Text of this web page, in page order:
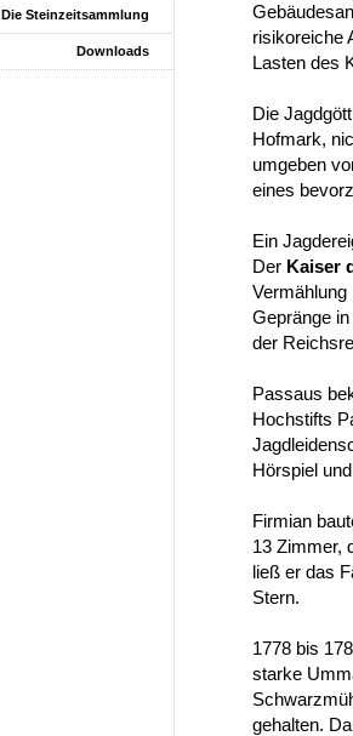
risikoreiche
Lasten des
Die
Hofmark,
umgeben
eines
Ein
Der Kaiser
Gepränge
der
Passaus
Hochstifts
Hörspiel
Firmian
13 Zimmer,
ließ er das
Stern.
1778 bis
starke
gehalten.
Die Steinzeitsammlung
Downloads